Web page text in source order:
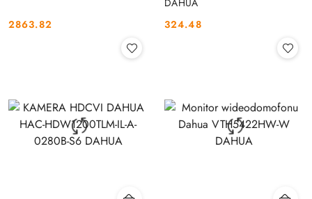
Cena:
2863.82
DAHUA
Cena:
324.48